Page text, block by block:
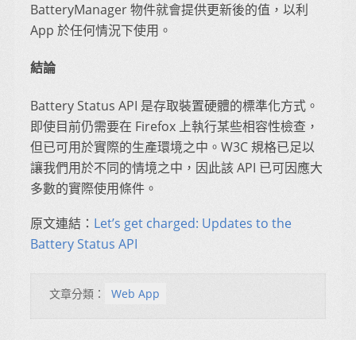
BatteryManager 物件就會提供更新後的值，以利
App 於任何情況下使用。
結論
Battery Status API 是存取裝置硬體的標準化方式。
即使目前仍需要在 Firefox 上執行某些相容性檢查，
但已可用於實際的生產環境之中。W3C 規格已足以
讓我們用於不同的情境之中，因此該 API 已可因應大
多數的實際使用條件。
原文連結： Let’s get charged: Updates to the
Battery Status API
文章分類： Web App